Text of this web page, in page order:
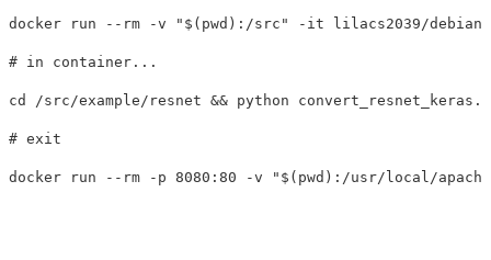
docker run --rm -v "$(pwd):/src" -it lilacs2039/
# in container...
cd /src/example/resnet && python
# exit